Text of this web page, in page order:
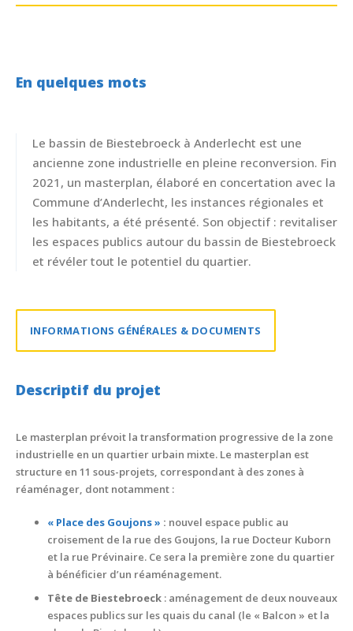
En quelques mots
Le bassin de Biestebroeck à Anderlecht est une
ancienne zone industrielle en pleine reconversion. Fin
2021, un masterplan, élaboré en concertation avec la
Commune d’Anderlecht, les instances régionales et
les habitants, a été présenté. Son objectif : revitaliser
les espaces publics autour du bassin de Biestebroeck
et révéler tout le potentiel du quartier.
INFORMATIONS GÉNÉRALES & DOCUMENTS
Descriptif du projet
Le masterplan prévoit la transformation progressive de la zone
industrielle en un quartier urbain mixte. Le masterplan est
structure en 11 sous-projets, correspondant à des zones à
réaménager, dont notamment :
« Place des Goujons » : nouvel espace public au
croisement de la rue des Goujons, la rue Docteur Kuborn
et la rue Prévinaire. Ce sera la première zone du quartier
à bénéficier d’un réaménagement.
Tête de Biestebroeck : aménagement de deux nouveaux
espaces publics sur les quais du canal (le « Balcon » et la